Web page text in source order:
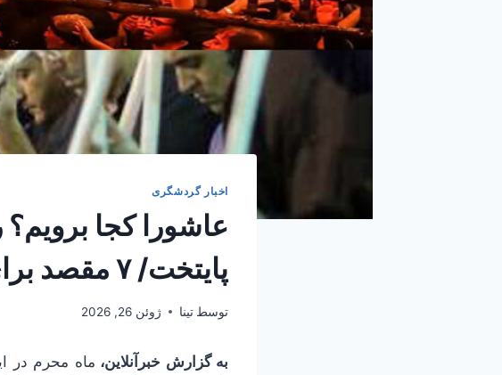
اخبار گردشگری
عاشورا کجا
پایتخت/ ۷ مقصد برای گردشگری آئینی
توسط تینا ژوئن 26, 2026
به گزارش خبرآنلاین، ماه محرم در